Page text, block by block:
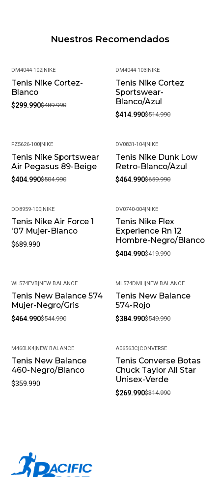
Nuestros Recomendados
-39%
DM4044-102|NIKE
Tenis Nike Cortez-
Blanco
$299.990$489.990
-19%
DM4044-103|NIKE
Tenis Nike Cortez
Sportswear-
Blanco/Azul
$414.990$514.990
-20%
FZ5626-100|NIKE
Tenis Nike Sportswear
Air Pegasus 89-Beige
$404.990$504.990
-30%
DV0831-104|NIKE
Tenis Nike Dunk Low
Retro-Blanco/Azul
$464.990$659.990
DD8959-100|NIKE
Tenis Nike Air Force 1
'07 Mujer-Blanco
$689.990
-4%
DV0740-004|NIKE
Tenis Nike Flex
Experience Rn 12
Hombre-Negro/Blanco
$404.990$419.990
-15%
WL574EVB|NEW BALANCE
Tenis New Balance 574
Mujer-Negro/Gris
$464.990$544.990
-30%
ML574DMH|NEW BALANCE
Tenis New Balance
574-Rojo
$384.990$549.990
M460LK4|NEW BALANCE
Tenis New Balance
460-Negro/Blanco
$359.990
-14%
A06563C|CONVERSE
Tenis Converse Botas
Chuck Taylor All Star
Unisex-Verde
$269.990$314.990